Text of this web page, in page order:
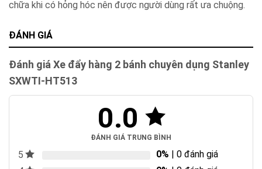
chữa khi có hỏng hóc nên được người dùng rất ưa chuộng.
ĐÁNH GIÁ
Đánh giá Xe đẩy hàng 2 bánh chuyên dụng Stanley
SXWTI-HT513
0.0
ĐÁNH GIÁ TRUNG BÌNH
5 0% | 0 đánh giá